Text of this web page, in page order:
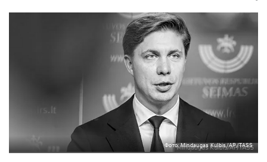
Фото: Mindaugas Kulbis/AP/TASS